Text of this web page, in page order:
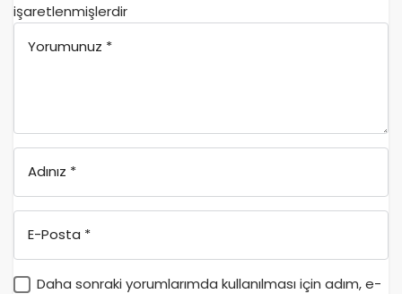
işaretlenmişlerdir
Yorumunuz *
Adınız *
E-Posta *
Daha sonraki yorumlarımda kullanılması için adım, e-